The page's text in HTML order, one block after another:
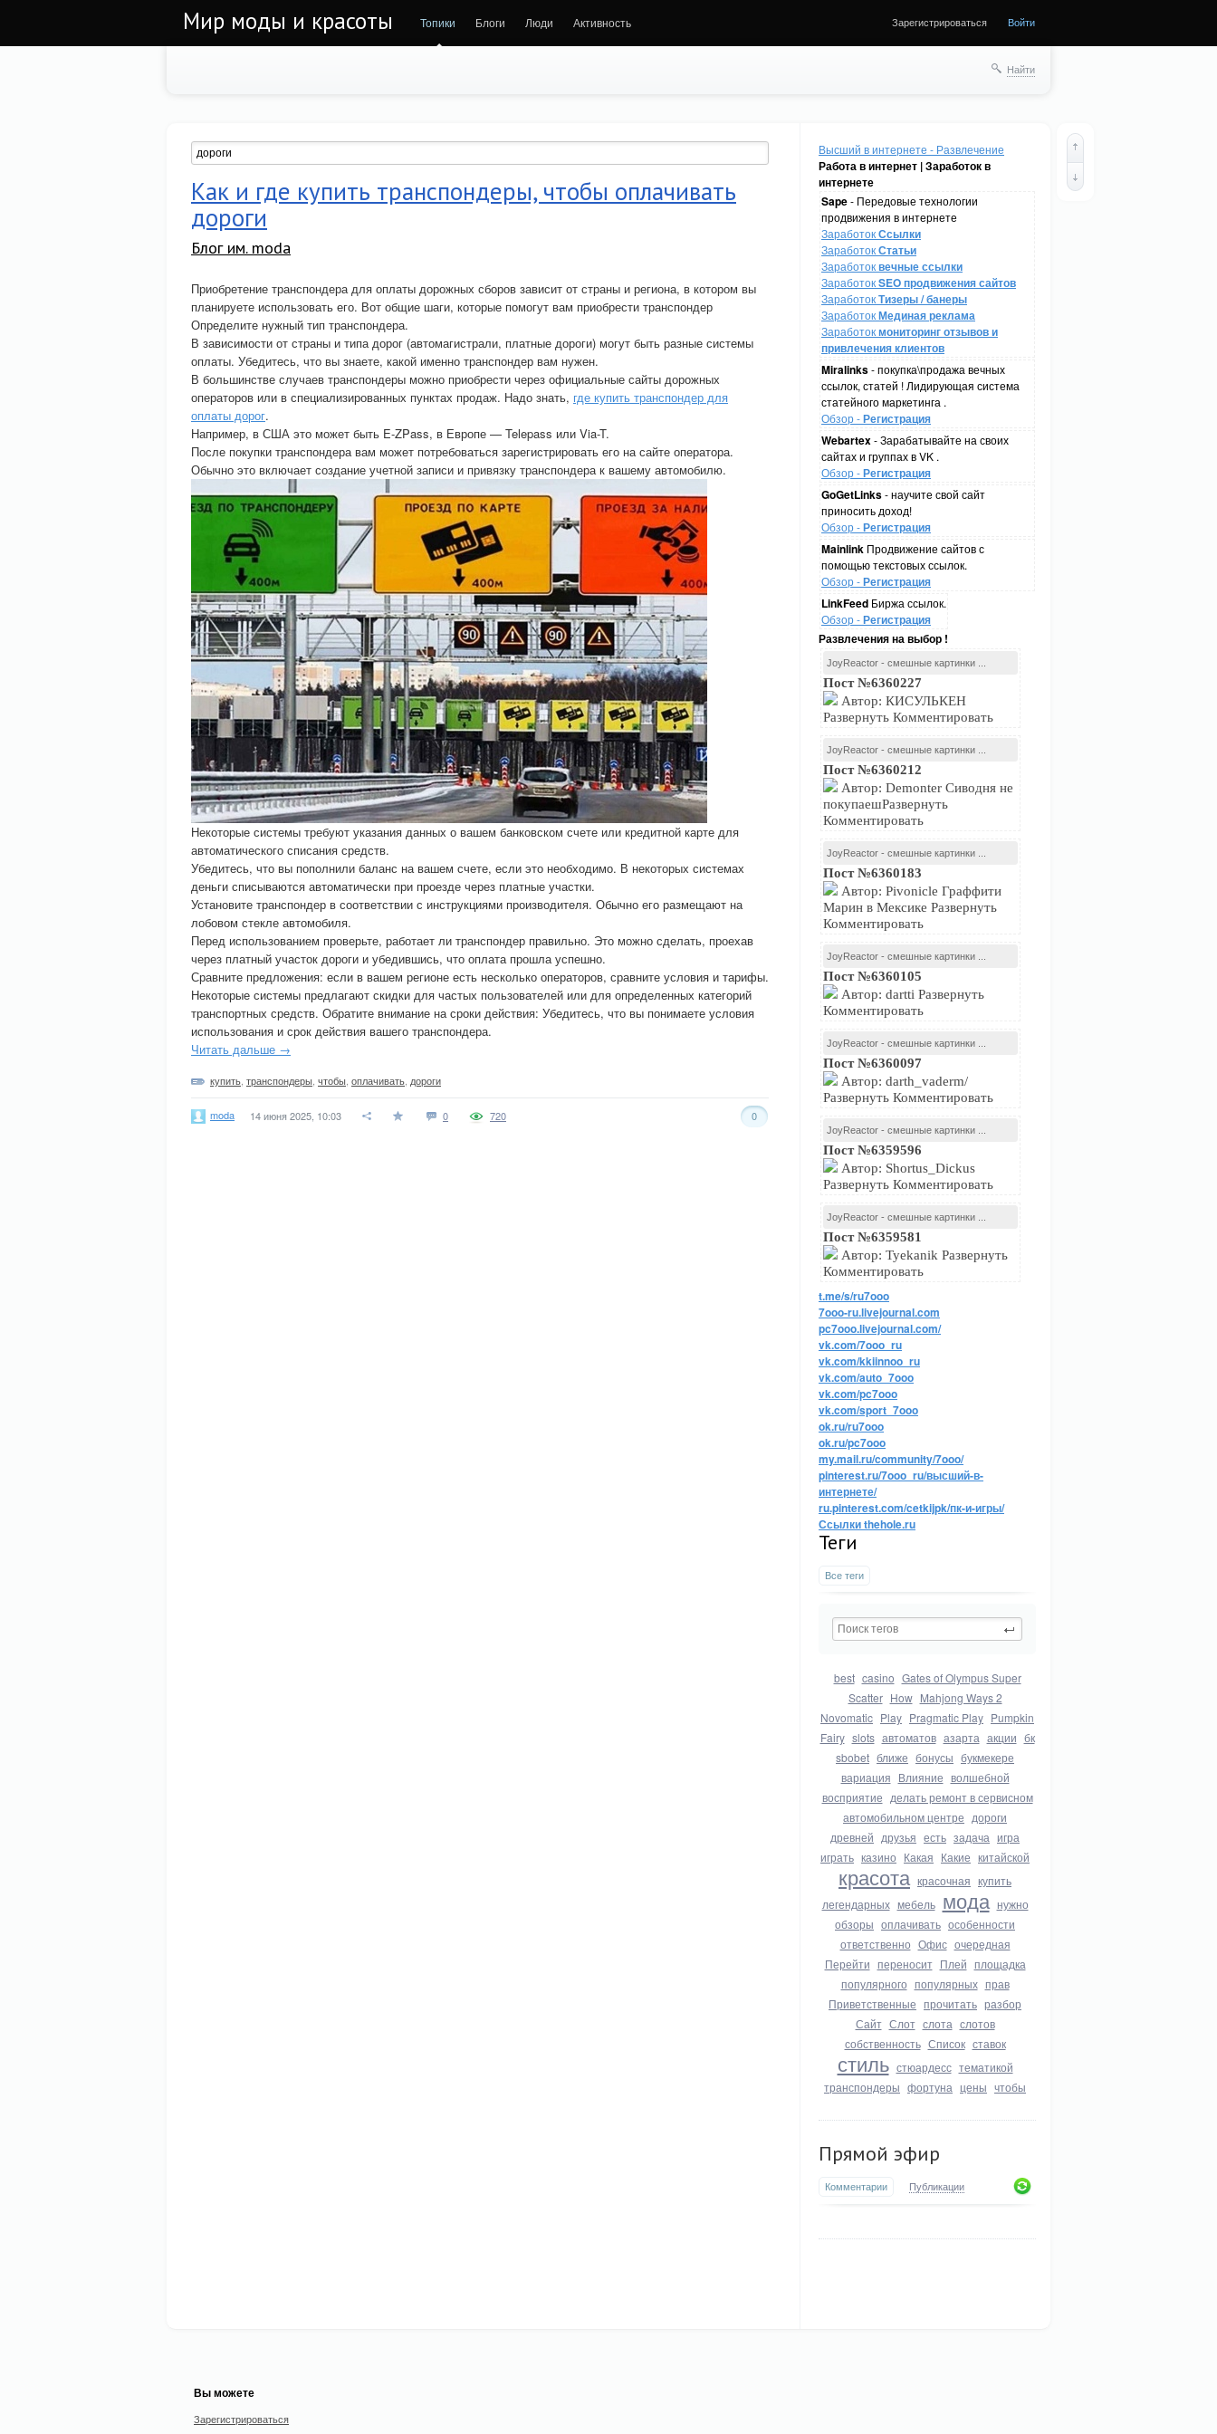
Мир моды и красоты Топики Блоги Люди Активность Зарегистрироваться Войти
Найти
Высший в интернете - Развлечение
Работа в интернет | Заработок в
интернете
Sape- Передовые технологии
продвижения в интернете
ЗаработокСсылки
ЗаработокСтатьи
Заработоквечные ссылки
ЗаработокSEO продвижения сайтов
ЗаработокТизеры / банеры
ЗаработокМединая реклама
Заработокмониторинг отзывов и
привлечения клиентов
Miralinks- покупка\продажа вечных
ссылок, статей ! Лидирующая система
статейного маркетинга .
Обзор -Регистрация
Webartex- Зарабатывайте на своих
сайтах и группах в VK .
Обзор -Регистрация
GoGetLinks- научите свой сайт
приносить доход!
Обзор -Регистрация
Mainlink Продвижение сайтов с
помощью текстовых ссылок.
Обзор -Регистрация
LinkFeed Биржа ссылок.
Обзор -Регистрация
Развлечения на выбор !
JoyReactor - смешные картинки ...
Пост №6360227
Автор: КИСУЛЬКЕН
Развернуть Комментировать
JoyReactor - смешные картинки ...
Пост №6360212
Автор: Demonter Сиводня не
покупаешРазвернуть
Комментировать
JoyReactor - смешные картинки ...
Пост №6360183
Автор: Pivonicle Граффити
Марин в Мексике Развернуть
Комментировать
JoyReactor - смешные картинки ...
Пост №6360105
Автор: dartti Развернуть
Комментировать
JoyReactor - смешные картинки ...
Пост №6360097
Автор: darth_vaderm/
Развернуть Комментировать
JoyReactor - смешные картинки ...
Пост №6359596
Автор: Shortus_Dickus
Развернуть Комментировать
JoyReactor - смешные картинки ...
Пост №6359581
Автор: Tyekanik Развернуть
Комментировать
t.me/s/ru7ooo
7ooo-ru.livejournal.com
pc7ooo.livejournal.com/
vk.com/7ooo_ru
vk.com/kkiinnoo_ru
vk.com/auto_7ooo
vk.com/pc7ooo
vk.com/sport_7ooo
ok.ru/ru7ooo
ok.ru/pc7ooo
my.mail.ru/community/7ooo/
pinterest.ru/7ooo_ru/высший-в-
интернете/
ru.pinterest.com/cetkijpk/пк-и-игры/
Ссылки thehole.ru
Теги
Все теги
best casino Gates of Olympus Super
Scatter How Mahjong Ways 2
Novomatic Play Pragmatic Play Pumpkin
Fairy slots автоматов азарта акции бк
sbobet ближе бонусы букмекере
вариация Влияние волшебной
восприятие делать ремонт в сервисном
автомобильном центре дороги
древней друзья есть задача игра
играть казино Какая Какие китайской
красота красочная купить
легендарных мебель мода нужно
обзоры оплачивать особенности
ответственно Офис очередная
Перейти переносит Плей площадка
популярного популярных прав
Приветственные прочитать разбор
Сайт Слот слота слотов
собственность Список ставок
стиль стюардесс тематикой
транспондеры фортуна цены чтобы
Прямой эфир
Комментарии Публикации
Как и где купить транспондеры, чтобы оплачивать
дороги
Блог им. moda
Приобретение транспондера для оплаты дорожных сборов зависит от страны и региона, в котором вы
планируете использовать его. Вот общие шаги, которые помогут вам приобрести транспондер
Определите нужный тип транспондера.
В зависимости от страны и типа дорог (автомагистрали, платные дороги) могут быть разные системы
оплаты. Убедитесь, что вы знаете, какой именно транспондер вам нужен.
В большинстве случаев транспондеры можно приобрести через официальные сайты дорожных
операторов или в специализированных пунктах продаж. Надо знать, где купить транспондер для
оплаты дорог.
Например, в США это может быть E-ZPass, в Европе — Telepass или Via-T.
После покупки транспондера вам может потребоваться зарегистрировать его на сайте оператора.
Обычно это включает создание учетной записи и привязку транспондера к вашему автомобилю.
Некоторые системы требуют указания данных о вашем банковском счете или кредитной карте для
автоматического списания средств.
Убедитесь, что вы пополнили баланс на вашем счете, если это необходимо. В некоторых системах
деньги списываются автоматически при проезде через платные участки.
Установите транспондер в соответствии с инструкциями производителя. Обычно его размещают на
лобовом стекле автомобиля.
Перед использованием проверьте, работает ли транспондер правильно. Это можно сделать, проехав
через платный участок дороги и убедившись, что оплата прошла успешно.
Сравните предложения: если в вашем регионе есть несколько операторов, сравните условия и тарифы.
Некоторые системы предлагают скидки для частых пользователей или для определенных категорий
транспортных средств. Обратите внимание на сроки действия: Убедитесь, что вы понимаете условия
использования и срок действия вашего транспондера.
Читать дальше →
купить транспондеры чтобы оплачивать дороги
moda 14 июня 2025, 10:03 0 0
720
Вы можете
Зарегистрироваться